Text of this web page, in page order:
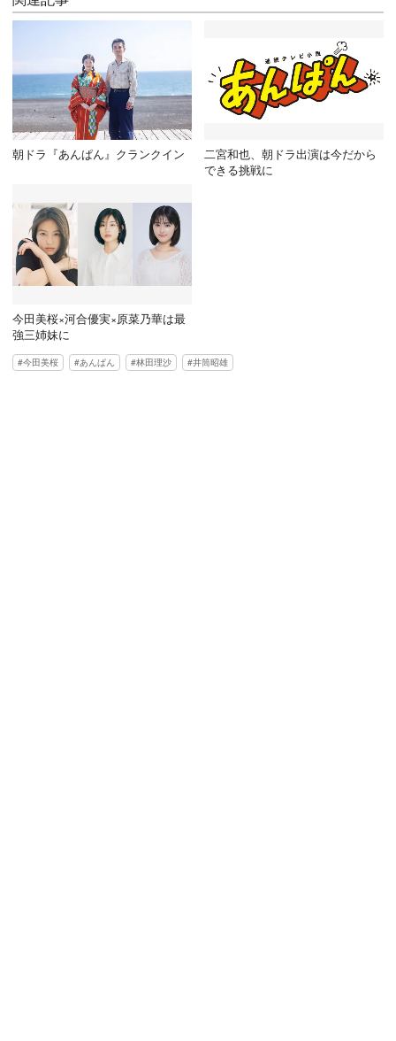
朝ドラ『あんぱん』クランクイン
二宮和也、朝ドラ出演は今だから
できる挑戦に
今田美桜×河合優実×原菜乃華は最
強三姉妹に
今田美桜 あんぱん 林田理沙 井筒昭雄